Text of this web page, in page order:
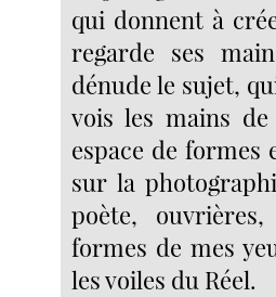
qui donnent à
regarde ses
dénude le sujet,
vois les mains
espace de formes
sur la
poète,
formes de mes
les voiles du Réel.